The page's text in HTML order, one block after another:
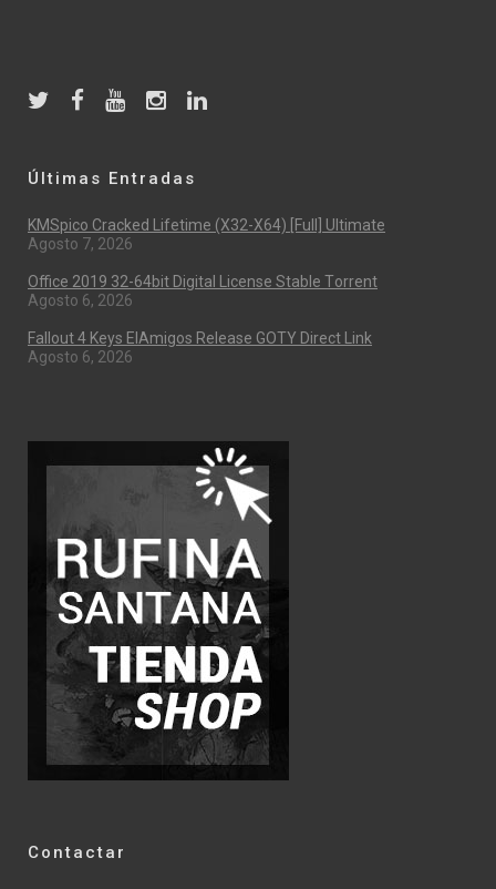
Últimas Entradas
KMSpico Cracked Lifetime (x32-X64) [Full] Ultimate
Agosto 7, 2026
Office 2019 32-64bit Digital License Stable Tоrrеnt
Agosto 6, 2026
Fallout 4 Keys ElAmigos Release GOTY Direct Link
Agosto 6, 2026
Contactar